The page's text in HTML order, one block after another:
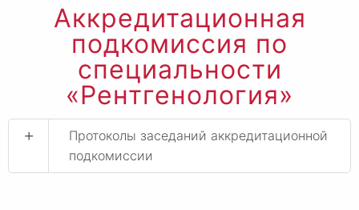
Аккредитационная
подкомиссия по
специальности
«Рентгенология»
+
Протоколы заседаний аккредитационной
подкомиссии